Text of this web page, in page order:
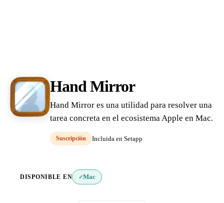
Hand Mirror
Hand Mirror es una utilidad para resolver una
tarea concreta en el ecosistema Apple en Mac.
Suscripción Incluida en Setapp
DISPONIBLE EN ✓Mac